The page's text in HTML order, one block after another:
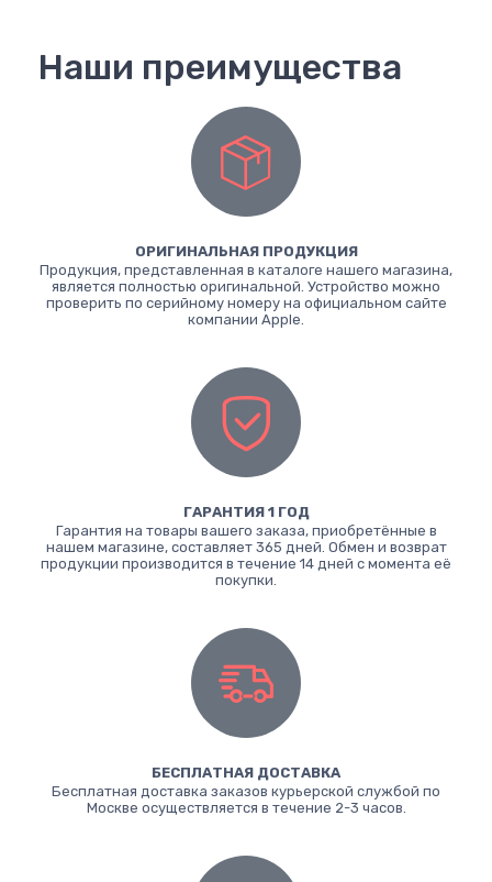
Наши преимущества
ОРИГИНАЛЬНАЯ ПРОДУКЦИЯ
Продукция, представленная в каталоге нашего магазина,
является полностью оригинальной. Устройство можно
проверить по серийному номеру на официальном сайте
компании Apple.
ГАРАНТИЯ 1 ГОД
Гарантия на товары вашего заказа, приобретённые в
нашем магазине, составляет 365 дней. Обмен и возврат
продукции производится в течение 14 дней с момента её
покупки.
БЕСПЛАТНАЯ ДОСТАВКА
Бесплатная доставка заказов курьерской службой по
Москве осуществляется в течение 2-3 часов.